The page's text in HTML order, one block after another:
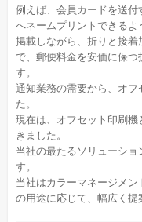
例えば、会員カードを送
へネームプリントできる
掲載しながら、折りと接
で、郵便料金を安価に保
す。
通知業務の需要から、オ
た。
現在は、オフセット印刷
きました。
当社の最たるソリューシ
す。
当社はカラーマネージメ
の用途に応じて、幅広く提